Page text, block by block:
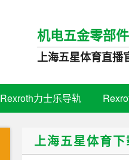
机电五金零部
上海五星体育直播
Rexroth力士乐导轨
上海五星体育